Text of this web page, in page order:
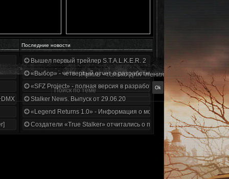
Последние новости
1.3.5.ООП.МА.К.
Вышел первый трейлер S.T.A.L.K.E.R. 2
«Выбор» - четвертый отчет о разработке!
«SFZ Project» - полная версия в разработке!
Stalker News. Выпуск от 29.06.20
«Legend Returns 1.0» - Информация о моде за июнь 2020
Создатели «True Stalker» отчитались о проделанной работе
Архив - только для чтения